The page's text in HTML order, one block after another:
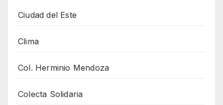
Ciudad del Este
Clima
Col. Herminio Mendoza
Colecta Solidaria